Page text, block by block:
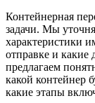
Контейнерная
задачи. Мы
характеристики
отправке и какие
предлагаем
какой контейнер
какие этапы